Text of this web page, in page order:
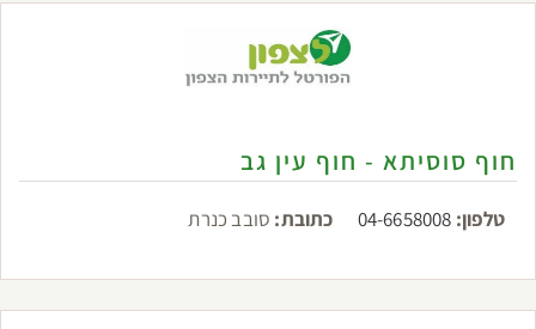
חוף סוסיתא - חוף עין גב
טלפון: 04-6658008 כתובת: סובב כנרת